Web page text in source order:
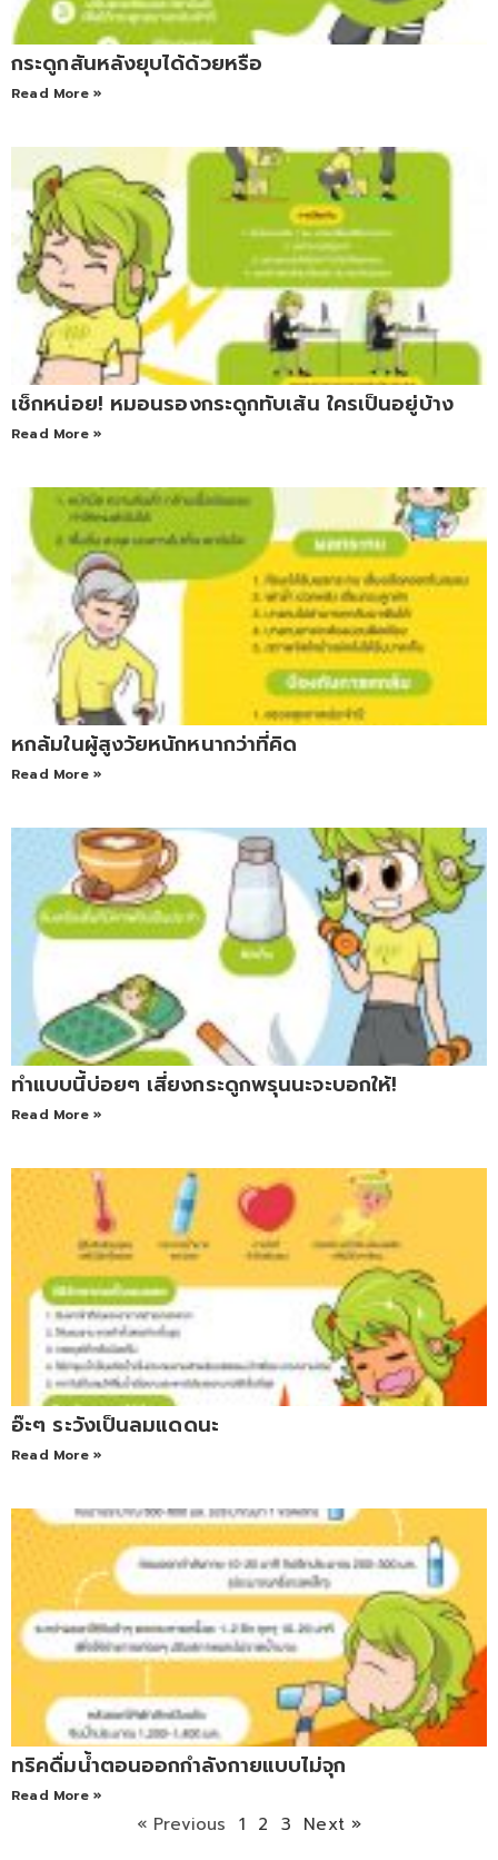
กระดูกสันหลังยุบได้ด้วยหรือ
Read More »
เช็กหน่อย! หมอนรองกระดูกทับเส้น ใครเป็นอยู่บ้าง
Read More »
หกล้มในผู้สูงวัยหนักหนากว่าที่คิด
Read More »
ทำแบบนี้บ่อยๆ เสี่ยงกระดูกพรุนนะจะบอกให้!
Read More »
อ๊ะๆ ระวังเป็นลมแดดนะ
Read More »
ทริคดื่มน้ำตอนออกกำลังกายแบบไม่จุก
Read More »
« Previous 1 2 3 Next »